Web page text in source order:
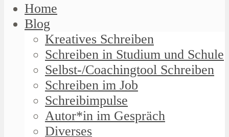
Home
Blog
Kreatives Schreiben
Schreiben in Studium und Schule
Selbst-/Coachingtool Schreiben
Schreiben im Job
Schreibimpulse
Autor*in im Gespräch
Diverses